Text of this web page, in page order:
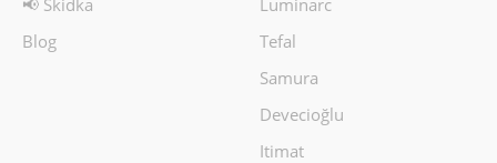
Blog
Tefal
Samura
Devecioğlu
Itimat